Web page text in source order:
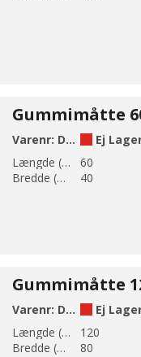
Varenr: DA65-1
Ej
Længde (mm):
60
Bredde (mm):
40
Varenr: DA65-2
Ej
Længde (mm):
120
Bredde (mm):
80